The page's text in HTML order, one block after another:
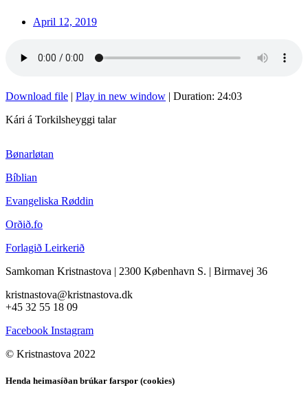
April 12, 2019
Download file | Play in new window | Duration: 24:03
Kári á Torkilsheyggi talar
Bønarløtan
Bíblian
Evangeliska Røddin
Orðið.fo
Forlagið Leirkerið
Samkoman Kristnastova | 2300 København S. | Birmavej 36
kristnastova@kristnastova.dk
+45 32 55 18 09
Facebook Instagram
© Kristnastova 2022
Henda heimasíðan brúkar farspor (cookies)